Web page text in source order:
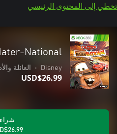
تخطي إلى المحتوى الرئيسي
National
Disney
• العائلة
USD$26.99
شراء